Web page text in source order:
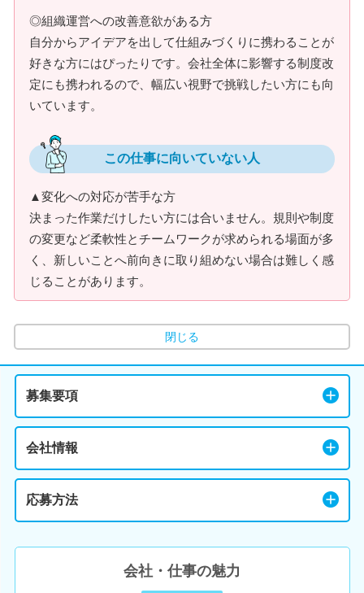
◎組織運営への改善意欲がある方
自分からアイデアを出して仕組みづくりに携わることが
好きな方にはぴったりです。会社全体に影響する制度改
定にも携われるので、幅広い視野で挑戦したい方にも向
いています。
この仕事に向いていない人
▲変化への対応が苦手な方
決まった作業だけしたい方には合いません。規則や制度
の変更など柔軟性とチームワークが求められる場面が多
く、新しいことへ前向きに取り組めない場合は難しく感
じることがあります。
閉じる
募集要項
会社情報
応募方法
会社・仕事の魅力